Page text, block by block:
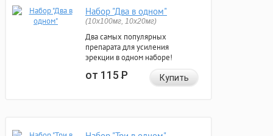
Набор "Два в одном"
(10x100мг, 10x20мг)
Два самых популярных
препарата для усиления
эрекции в одном наборе!
от 115Р Купить